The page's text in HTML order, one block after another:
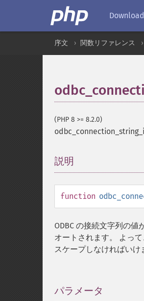
序文 関数リファレンス
(PHP 8 >= 8.2.0)
説明
function
ODBC の接続文字列の値
オートされます。 よっ
スケープしなければいけ
パラメータ